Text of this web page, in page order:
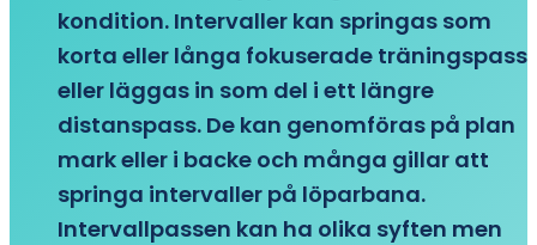
kondition. Intervaller kan springas som
korta eller långa fokuserade träningspass
eller läggas in som del i ett längre
distanspass. De kan genomföras på plan
mark eller i backe och många gillar att
springa intervaller på löparbana.
Intervallpassen kan ha olika syften men